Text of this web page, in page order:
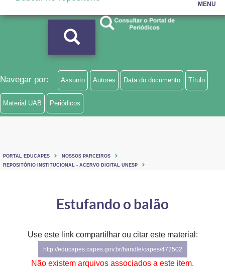
MENU
Navegar por: Assunto Autores Data do documento Título
Material UAB Periódicos
PORTAL EDUCAPES
NOSSOS PARCEIROS
REPOSITÓRIO INSTITUCIONAL - ACERVO DIGITAL UNESP
Estufando o balão
Use este link compartilhar ou citar este material:
http://educapes.capes.gov.br/handle/capes/472502
Não existem arquivos associados a este item.